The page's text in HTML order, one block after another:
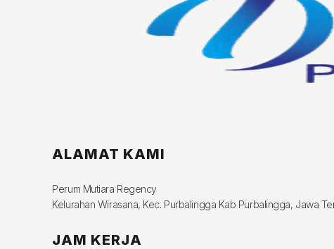
ALAMAT KAMI
Perum Mutiara Regency
Kelurahan Wirasana, Kec. Purbalingga Kab Purbalingga, Jawa
JAM KERJA